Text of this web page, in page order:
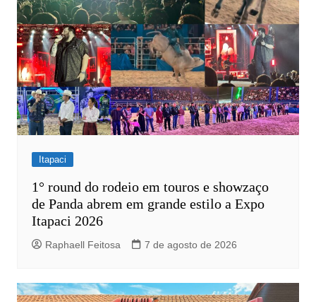
Itapaci
1° round do rodeio em touros e showzaço
de Panda abrem em grande estilo a Expo
Itapaci 2026
Raphaell Feitosa 7 de agosto de 2026